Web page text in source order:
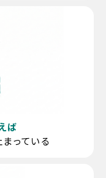
ば
っている